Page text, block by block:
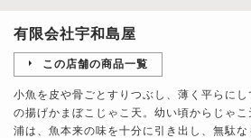
有限会社宇和島屋
この店舗の商品一覧
小魚を皮や骨ごとすりつぶし、薄く平らに
の揚げかまぼこじゃこ天。幼い頃からじゃ
浦は、魚本来の味を十分に引き出し、無駄